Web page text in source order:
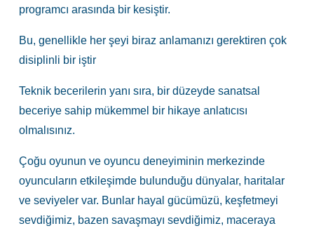
programcı arasında bir kesiştir.
Bu, genellikle her şeyi biraz anlamanızı gerektiren çok
disiplinli bir iştir
Teknik becerilerin yanı sıra, bir düzeyde sanatsal
beceriye sahip mükemmel bir hikaye anlatıcısı
olmalısınız.
Çoğu oyunun ve oyuncu deneyiminin merkezinde
oyuncuların etkileşimde bulunduğu dünyalar, haritalar
ve seviyeler var. Bunlar hayal gücümüzü, keşfetmeyi
sevdiğimiz, bazen savaşmayı sevdiğimiz, maceraya